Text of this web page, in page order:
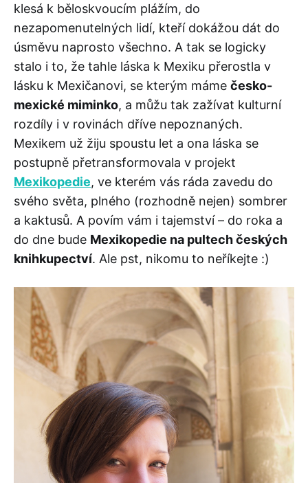
klesá k běloskvoucím plážím, do
nezapomenutelných lidí, kteří dokážou dát do
úsměvu naprosto všechno. A tak se logicky
stalo i to, že tahle láska k Mexiku přerostla v
lásku k Mexičanovi, se kterým máme česko-
mexické miminko, a můžu tak zažívat kulturní
rozdíly i v rovinách dříve nepoznaných.
Mexikem už žiju spoustu let a ona láska se
postupně přetransformovala v projekt
Mexikopedie, ve kterém vás ráda zavedu do
svého světa, plného (rozhodně nejen) sombrer
a kaktusů. A povím vám i tajemství – do roka a
do dne bude Mexikopedie na pultech českých
knihkupectví. Ale pst, nikomu to neříkejte :)